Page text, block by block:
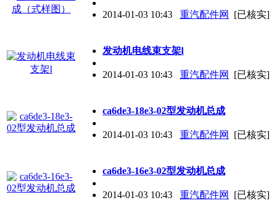
2014-01-03 10:43 重汽配件网 [已核实]
发动机电线束支架l
2014-01-03 10:43 重汽配件网 [已核实]
ca6de3-18e3-02型发动机总成
2014-01-03 10:43 重汽配件网 [已核实]
ca6de3-16e3-02型发动机总成
2014-01-03 10:43 重汽配件网 [已核实]